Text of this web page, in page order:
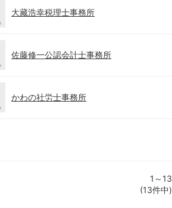
大藏浩幸税理士事務所
佐藤修一公認会計士事務所
かわの社労士事務所
1～13
(13件中)